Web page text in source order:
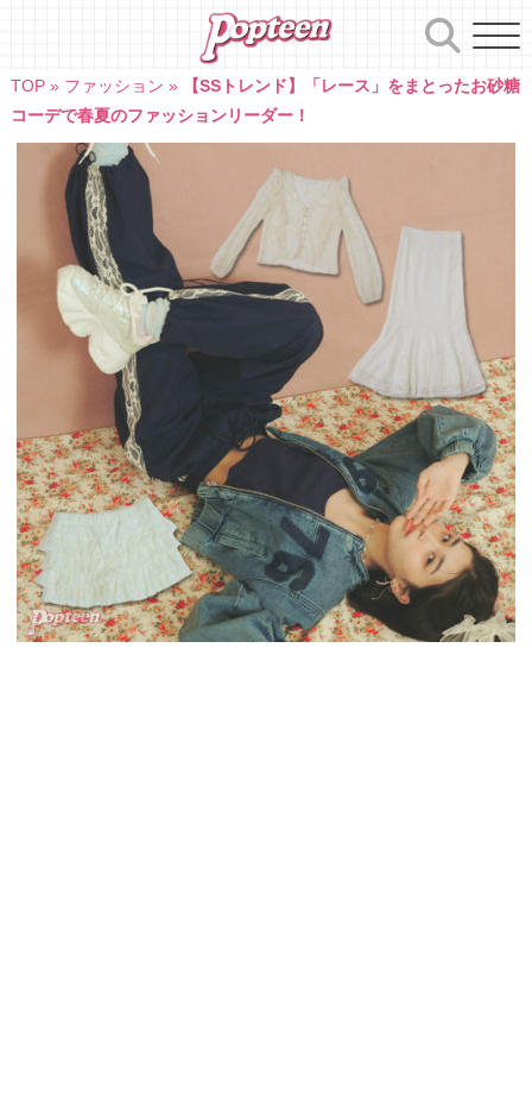
TOP» ファッション »
【SSトレンド】「レース」をまとったお砂糖
コーデで春夏のファッションリーダー！